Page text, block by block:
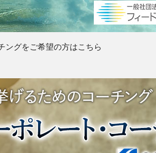
ングをご希望の方はこちら